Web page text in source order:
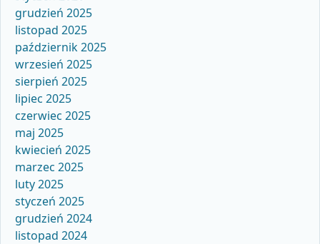
grudzień 2025
listopad 2025
październik 2025
wrzesień 2025
sierpień 2025
lipiec 2025
czerwiec 2025
maj 2025
kwiecień 2025
marzec 2025
luty 2025
styczeń 2025
grudzień 2024
listopad 2024